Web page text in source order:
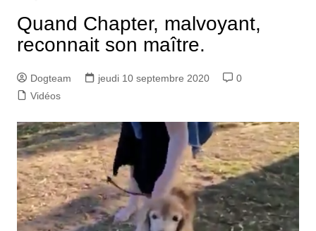
Quand Chapter, malvoyant,
reconnait son maître.
Dogteam jeudi 10 septembre 2020
0
Vidéos